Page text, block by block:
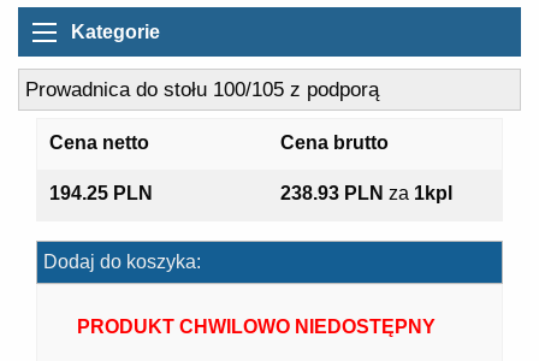
Kategorie
Prowadnica do stołu 100/105 z podporą
Cena netto Cena brutto
194.25 PLN 238.93 PLN za 1kpl
Dodaj do koszyka:
PRODUKT CHWILOWO NIEDOSTĘPNY